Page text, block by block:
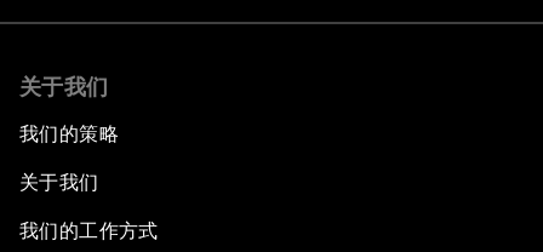
关于我们
我们的策略
关于我们
我们的工作方式